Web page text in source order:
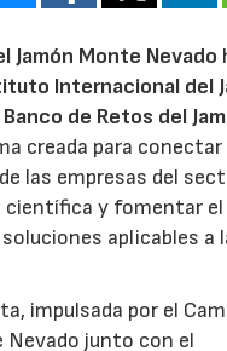
Jamón Monte Nevado
Internacional del
Banco de Retos del
creada para conectar
las empresas del
científica y fomentar el
aplicables a
impulsada por el
Nevado junto con el